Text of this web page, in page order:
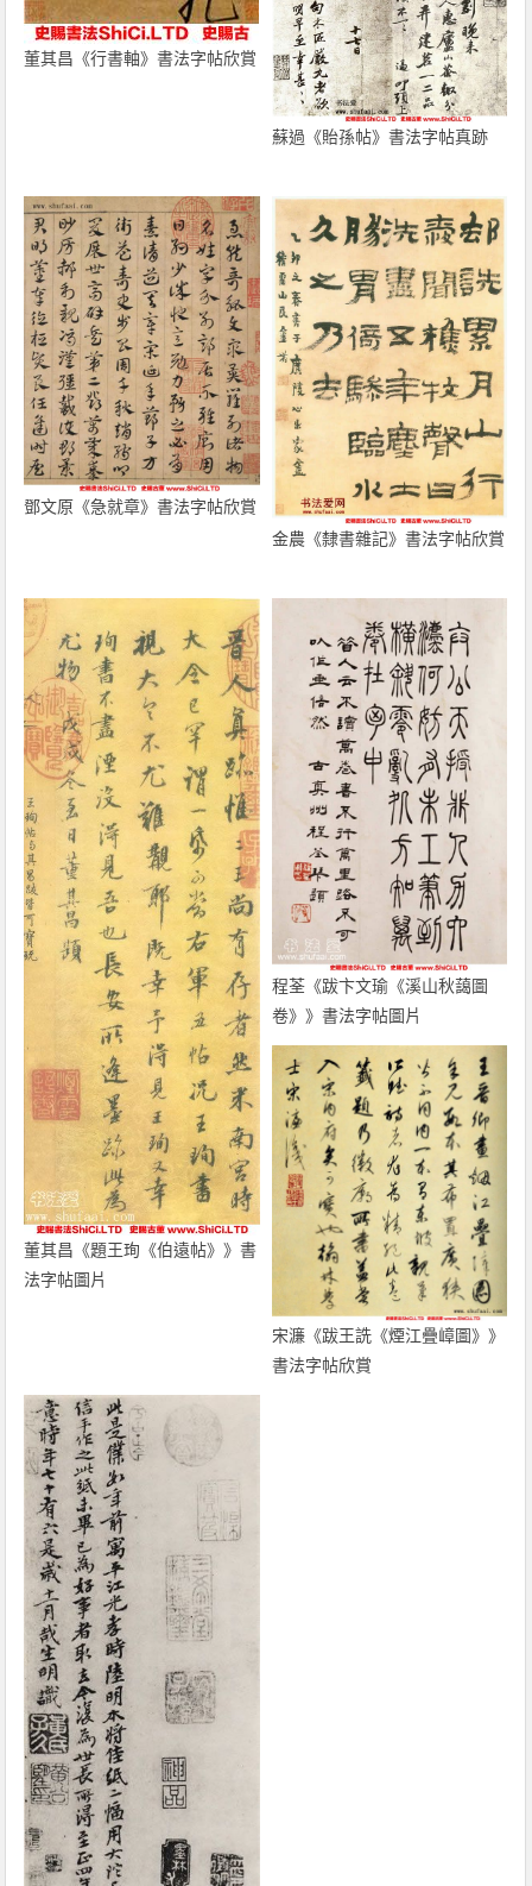
董其昌《行書軸》書法字帖欣賞
蘇過《貽孫帖》書法字帖真跡
鄧文原《急就章》書法字帖欣賞
金農《隸書雜記》書法字帖欣賞
董其昌《題王珣《伯遠帖》》書
法字帖圖片
程荃《跋卞文瑜《溪山秋藹圖
卷》》書法字帖圖片
宋濂《跋王詵《煙江疊嶂圖》》
書法字帖欣賞